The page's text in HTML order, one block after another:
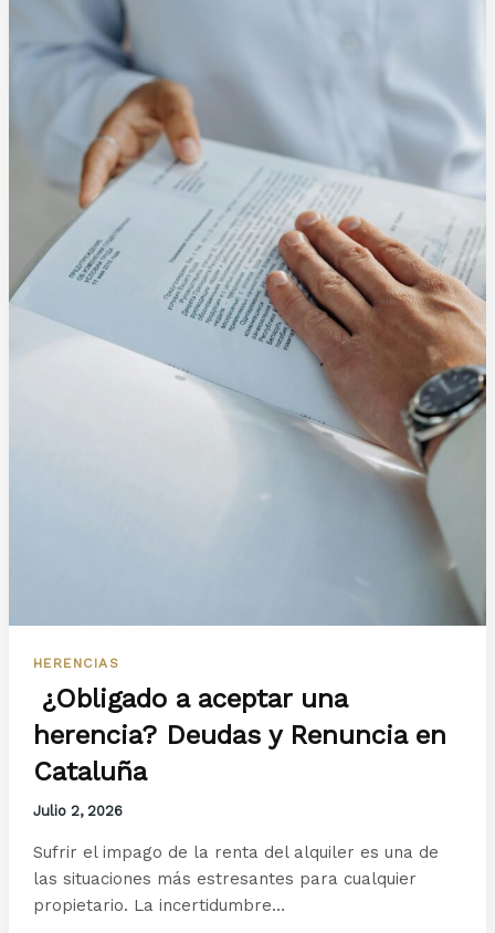
HERENCIAS
¿Obligado a aceptar una
herencia? Deudas y Renuncia en
Cataluña
Julio 2, 2026
Sufrir el impago de la renta del alquiler es una de
las situaciones más estresantes para cualquier
propietario. La incertidumbre…